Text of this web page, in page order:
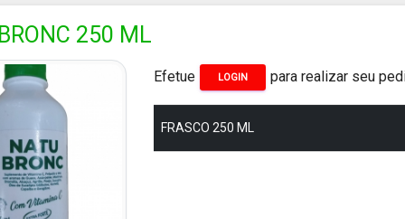
250 ML
Efetue LOGIN para realizar seu
FRASCO 250 ML